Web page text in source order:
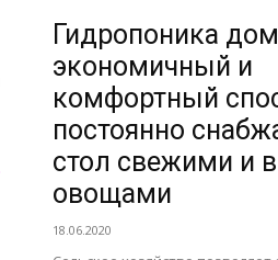
Гидропоника
экономичный и
комфортный
постоянно
стол свежими и
овощами
18.06.2020